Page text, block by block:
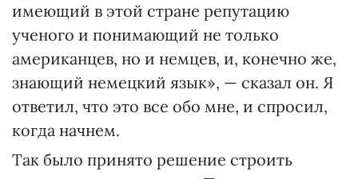
имеющий в этой стране репутацию
ученого и понимающий не только
американцев, но и немцев, и, конечно же,
знающий немецкий язык», — сказал он. Я
ответил, что это все обо мне, и спросил,
когда начнем.
Так было принято решение строить